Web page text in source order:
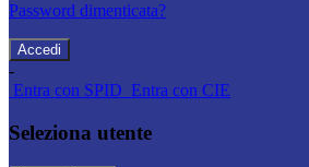
Password dimenticata?
-
Entra con SPID Entra con CIE
Seleziona utente